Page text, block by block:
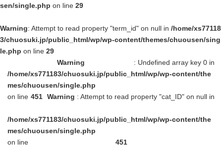
おしらせ
駅から 探す
sen/single.php on line 29
Warning: Attempt to read property "term_id" on null in /home/xs77118
3/chuosuki.jp/public_html/wp/wp-content/themes/chuousen/sing
le.php on line 29
Warning
: Undefined array key 0 in
/home/xs771183/chuosuki.jp/public_html/wp/wp-content/the
mes/chuousen/single.php
on line 451 Warning : Attempt to read property "cat_ID" on null in
/home/xs771183/chuosuki.jp/public_html/wp/wp-content/the
mes/chuousen/single.php
on line
451